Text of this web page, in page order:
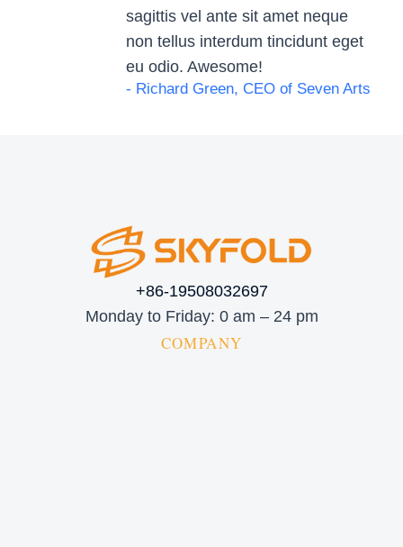
sagittis vel ante sit amet neque
non tellus interdum tincidunt eget
eu odio. Awesome!
- Richard Green, CEO of Seven Arts
+86-19508032697
Monday to Friday: 0 am – 24 pm
COMPANY